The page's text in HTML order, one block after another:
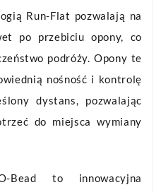
Run-Flat pozwalają na
po przebiciu opony, co
podróży. Opony te
nośność i kontrolę
dystans, pozwalając
do miejsca wymiany
Bead to innowacyjna